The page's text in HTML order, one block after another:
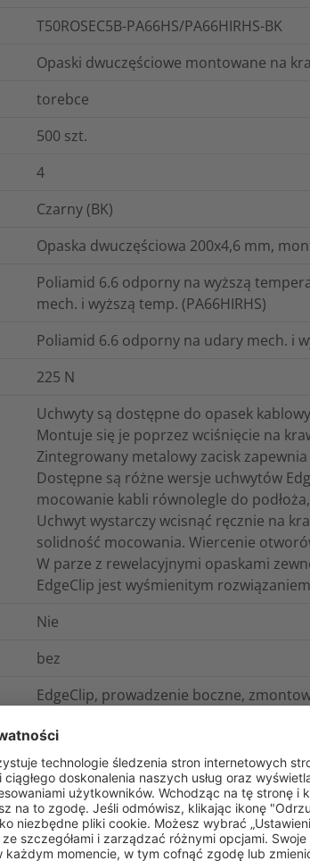
T50ROSEC5B-PA66HS/PA66HIRHS-BK
Opaski dwuczęściowe montowane na
torebce
500 szt.
4
Czarny (BK)
Opaska dwuczęściowa 200x4,6 mm,
Poliamid 6.6 odporny na wyższą
mech. i wyższą temp. (PA66HIRHS)
Poliamid 6.6 odporny na udary mech. i
225 N
Uchwyty są dostępne do opasek
Montuje się je poprzez wciśnięcie na
Zintegrowany metalowy zacisk
Dostępne są różne wersje uchwytów
mocowanie kabli równolegle do
Uchwyt wystarczy wcisnąć ręcznie na
solidność mocowania. Wiercenie
W parze z rewelacyjnymi opaskami
EdgeClip jest wyśmienitym
Nie
bez
EdgeClip, prowadzenie boczne,
Seria EdgeClip, 1.0-3.0 mm, prowadzenie
T50ROSEC5B
0.002749
kg
Zewnętrznie ząbkowane